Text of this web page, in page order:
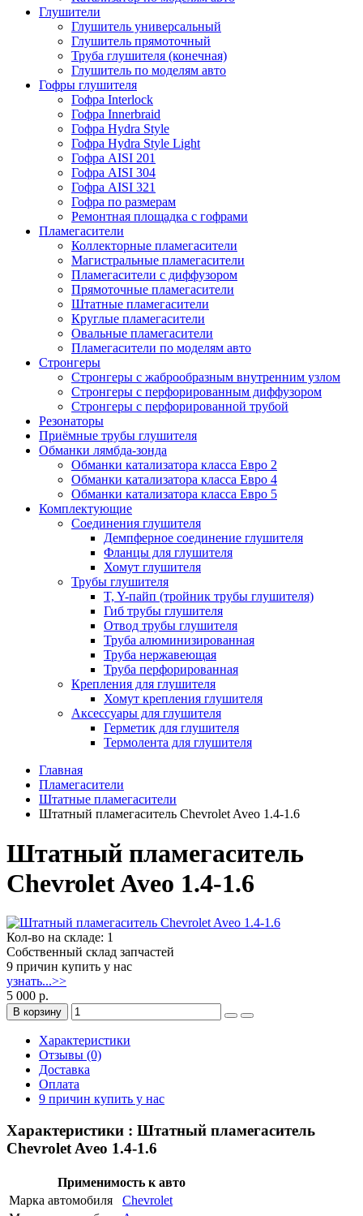
Глушители
Глушитель универсальный
Глушитель прямоточный
Труба глушителя (конечная)
Глушитель по моделям авто
Гофры глушителя
Гофра Interlock
Гофра Innerbraid
Гофра Hydra Style
Гофра Hydra Style Light
Гофра AISI 201
Гофра AISI 304
Гофра AISI 321
Гофра по размерам
Ремонтная площадка с гофрами
Пламегасители
Коллекторные пламегасители
Магистральные пламегасители
Пламегасители с диффузором
Прямоточные пламегасители
Штатные пламегасители
Круглые пламегасители
Овальные пламегасители
Пламегасители по моделям авто
Стронгеры
Стронгеры с жаброобразным внутренним узлом
Стронгеры с перфорированным диффузором
Стронгеры с перфорированной трубой
Резонаторы
Приёмные трубы глушителя
Обманки лямбда-зонда
Обманки катализатора класса Евро 2
Обманки катализатора класса Евро 4
Обманки катализатора класса Евро 5
Комплектующие
Соединения глушителя
Демпферное соединение глушителя
Фланцы для глушителя
Хомут глушителя
Трубы глушителя
T, Y-пайп (тройник трубы глушителя)
Гиб трубы глушителя
Отвод трубы глушителя
Труба алюминизированная
Труба нержавеющая
Труба перфорированная
Крепления для глушителя
Хомут крепления глушителя
Аксессуары для глушителя
Герметик для глушителя
Термолента для глушителя
Главная
Пламегасители
Штатные пламегасители
Штатный пламегаситель Chevrolet Aveo 1.4-1.6
Штатный пламегаситель
Chevrolet Aveo 1.4-1.6
Кол-во на складе: 1
Собственный склад запчастей
9 причин купить у нас
узнать...>>
5 000 р.
В корзину
Характеристики
Отзывы (0)
Доставка
Оплата
9 причин купить у нас
Характеристики : Штатный пламегаситель
Chevrolet Aveo 1.4-1.6
Применимость к авто
Марка автомобиля
Chevrolet